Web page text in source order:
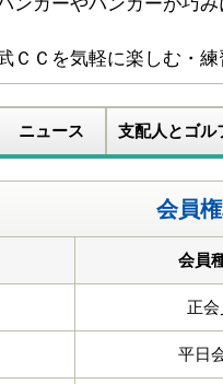
ＣＣを気軽に楽しむ・練
ニュース 支配人とゴル
会員
会員
正会
平日